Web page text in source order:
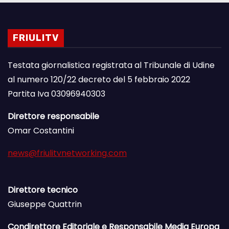
FRIULITV
Testata giornalistica registrata al Tribunale di Udine
al numero 120/22 decreto del 5 febbraio 2022
Partita Iva 03096940303
Direttore responsabile
Omar Costantini
news@friulitvnetworking.com
Direttore tecnico
Giuseppe Quattrin